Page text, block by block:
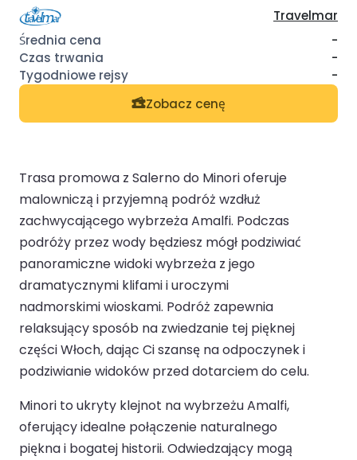
Travelmar
-
-
-
Zobacz cenę
Trasa promowa z Salerno do Minori oferuje
malowniczą i przyjemną podróż wzdłuż
zachwycającego wybrzeża Amalfi. Podczas
podróży przez wody będziesz mógł podziwiać
panoramiczne widoki wybrzeża z jego
dramatycznymi klifami i uroczymi
nadmorskimi wioskami. Podróż zapewnia
relaksujący sposób na zwiedzanie tej pięknej
części Włoch, dając Ci szansę na odpoczynek i
podziwianie widoków przed dotarciem do celu.
Minori to ukryty klejnot na wybrzeżu Amalfi,
oferujący idealne połączenie naturalnego
piękna i bogatej historii. Odwiedzający mogą